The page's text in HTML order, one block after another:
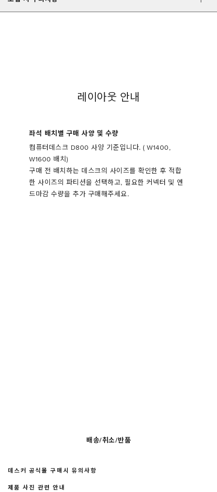
레이아웃 안내
좌석 배치별 구매 사양 및 수량
컴퓨터데스크 D800 사양 기준입니다. ( W1400,
W1600 배치)
구매 전 배치하는 데스크의 사이즈를 확인한 후 적합
한 사이즈의 파티션을 선택하고, 필요한 커넥터 및 엔
드마감 수량을 추가 구매해주세요.
배송/취소/반품
데스커 공식몰 구매시 유의사항
제품 사진 관련 안내